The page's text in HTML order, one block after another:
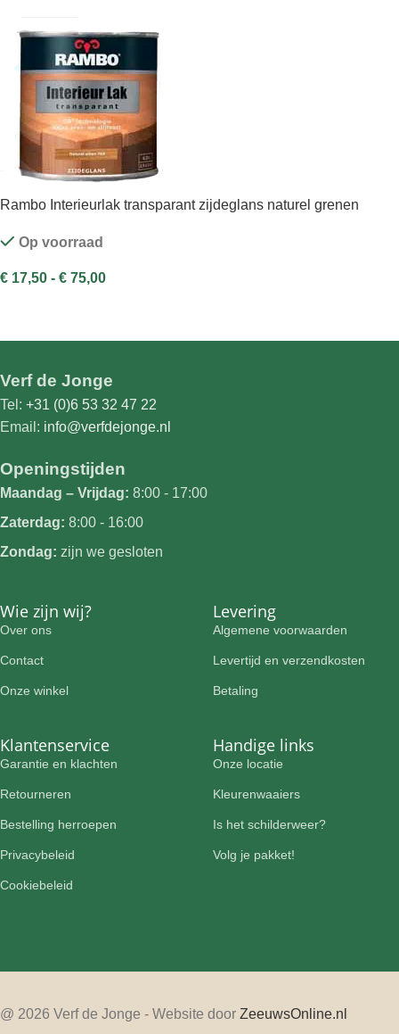
Rambo Interieurlak transparant zijdeglans naturel grenen
Op voorraad
€ 17,50 - € 75,00
Verf de Jonge
Tel: +31 (0)6 53 32 47 22
Email: info@verfdejonge.nl
Openingstijden
Maandag – Vrijdag: 8:00 - 17:00
Zaterdag: 8:00 - 16:00
Zondag: zijn we gesloten
Wie zijn wij?
Over ons
Contact
Onze winkel
Levering
Algemene voorwaarden
Levertijd en verzendkosten
Betaling
Klantenservice
Garantie en klachten
Retourneren
Bestelling herroepen
Privacybeleid
Cookiebeleid
Handige links
Onze locatie
Kleurenwaaiers
Is het schilderweer?
Volg je pakket!
@ 2026 Verf de Jonge - Website door ZeeuwsOnline.nl